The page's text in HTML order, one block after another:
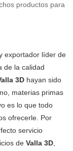
productos para
exportador líder de
de la calidad
3Dhayan sido
materias primas
es lo que todo
ofrecerle. Por
servicio
de Valla 3D,